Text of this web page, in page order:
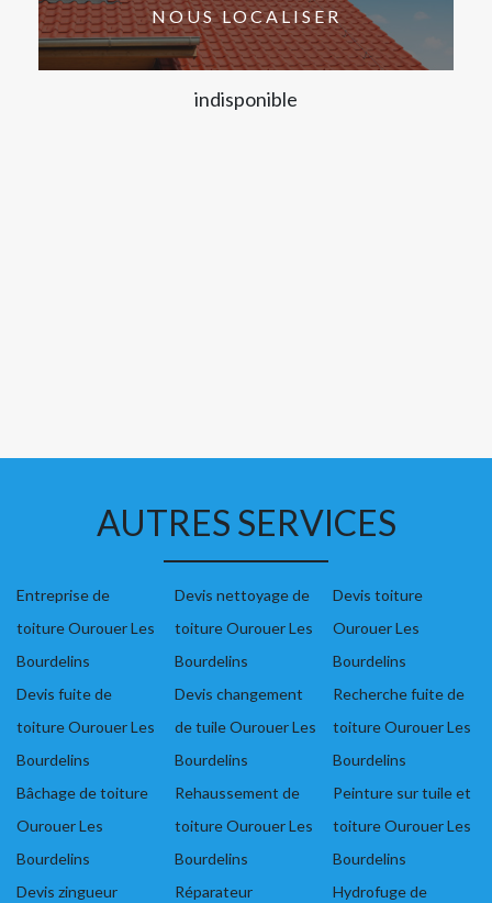
NOUS LOCALISER
indisponible
AUTRES SERVICES
Entreprise de
toiture Ourouer Les
Bourdelins
Devis fuite de
toiture Ourouer Les
Bourdelins
Bâchage de toiture
Ourouer Les
Bourdelins
Devis zingueur
Devis nettoyage de
toiture Ourouer Les
Bourdelins
Devis changement
de tuile Ourouer Les
Bourdelins
Rehaussement de
toiture Ourouer Les
Bourdelins
Réparateur
Devis toiture
Ourouer Les
Bourdelins
Recherche fuite de
toiture Ourouer Les
Bourdelins
Peinture sur tuile et
toiture Ourouer Les
Bourdelins
Hydrofuge de